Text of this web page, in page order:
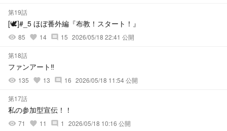
第19話
[🕊️]#_5 ほぼ番外編『布教！スタート！』
visibility 85 favorite 14 comment 15 2026/05/18 22:41 公開
第18話
ファンアート‼️
visibility 135 favorite 13 comment 16 2026/05/18 11:54 公開
第17話
私の参加型宣伝！！
visibility 71 favorite 11 comment 1 2026/05/18 10:16 公開